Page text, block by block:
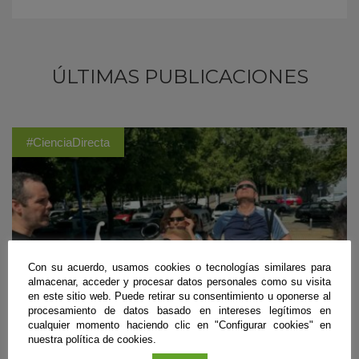
ÚLTIMAS PUBLICACIONES
#CienciaDirecta
Con su acuerdo, usamos cookies o tecnologías similares para
almacenar, acceder y procesar datos personales como su visita
en este sitio web. Puede retirar su consentimiento u oponerse al
procesamiento de datos basado en intereses legítimos en
cualquier momento haciendo clic en "Configurar cookies" en
nuestra política de cookies.